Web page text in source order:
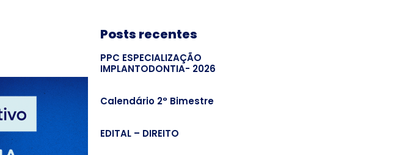
Posts recentes
PPC ESPECIALIZAÇÃO
IMPLANTODONTIA- 2026
Calendário 2° Bimestre
EDITAL – DIREITO